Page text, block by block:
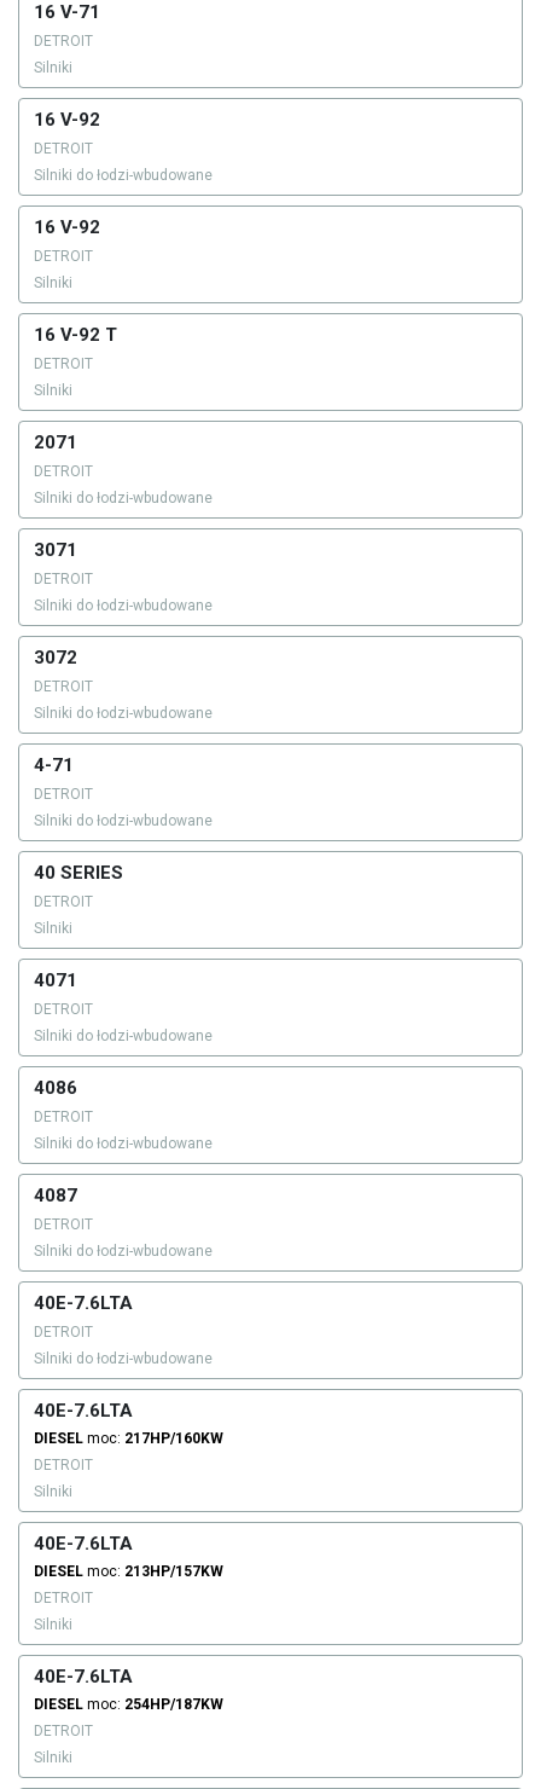
16 V-71
DETROIT
Silniki
16 V-92
DETROIT
Silniki do łodzi-wbudowane
16 V-92
DETROIT
Silniki
16 V-92 T
DETROIT
Silniki
2071
DETROIT
Silniki do łodzi-wbudowane
3071
DETROIT
Silniki do łodzi-wbudowane
3072
DETROIT
Silniki do łodzi-wbudowane
4-71
DETROIT
Silniki do łodzi-wbudowane
40 SERIES
DETROIT
Silniki
4071
DETROIT
Silniki do łodzi-wbudowane
4086
DETROIT
Silniki do łodzi-wbudowane
4087
DETROIT
Silniki do łodzi-wbudowane
40E-7.6LTA
DETROIT
Silniki do łodzi-wbudowane
40E-7.6LTA
DIESEL moc: 217HP/160KW
DETROIT
Silniki
40E-7.6LTA
DIESEL moc: 213HP/157KW
DETROIT
Silniki
40E-7.6LTA
DIESEL moc: 254HP/187KW
DETROIT
Silniki